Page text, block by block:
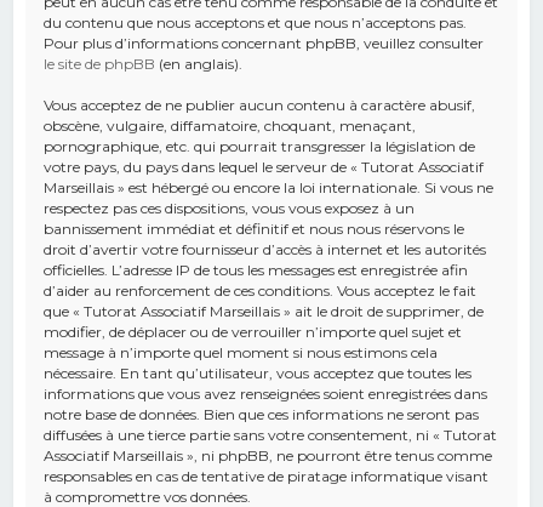
du contenu que nous acceptons et que nous n’acceptons pas.
Pour plus d’informations concernant phpBB, veuillez consulter
le site de phpBB (en anglais).
Vous acceptez de ne publier aucun contenu à caractère abusif,
obscène, vulgaire, diffamatoire, choquant, menaçant,
pornographique, etc. qui pourrait transgresser la législation de
votre pays, du pays dans lequel le serveur de « Tutorat Associatif
Marseillais » est hébergé ou encore la loi internationale. Si vous ne
respectez pas ces dispositions, vous vous exposez à un
bannissement immédiat et définitif et nous nous réservons le
droit d’avertir votre fournisseur d’accès à internet et les autorités
officielles. L’adresse IP de tous les messages est enregistrée afin
d’aider au renforcement de ces conditions. Vous acceptez le fait
que « Tutorat Associatif Marseillais » ait le droit de supprimer, de
modifier, de déplacer ou de verrouiller n’importe quel sujet et
message à n’importe quel moment si nous estimons cela
nécessaire. En tant qu’utilisateur, vous acceptez que toutes les
informations que vous avez renseignées soient enregistrées dans
notre base de données. Bien que ces informations ne seront pas
diffusées à une tierce partie sans votre consentement, ni « Tutorat
Associatif Marseillais », ni phpBB, ne pourront être tenus comme
responsables en cas de tentative de piratage informatique visant
à compromettre vos données.